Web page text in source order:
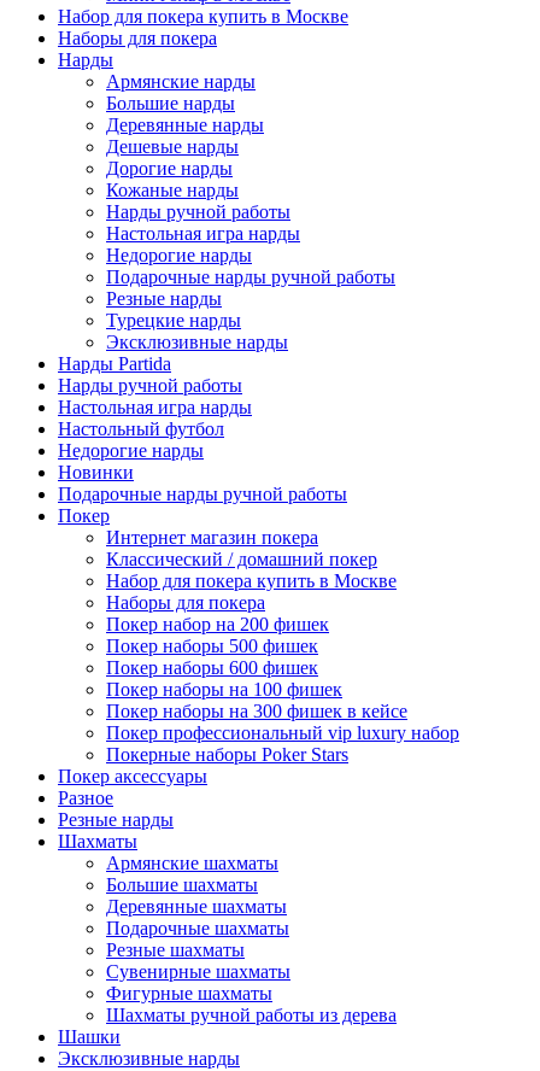
Набор для покера купить в Москве
Наборы для покера
Нарды
Армянские нарды
Большие нарды
Деревянные нарды
Дешевые нарды
Дорогие нарды
Кожаные нарды
Нарды ручной работы
Настольная игра нарды
Недорогие нарды
Подарочные нарды ручной работы
Резные нарды
Турецкие нарды
Эксклюзивные нарды
Нарды Partida
Нарды ручной работы
Настольная игра нарды
Настольный футбол
Недорогие нарды
Новинки
Подарочные нарды ручной работы
Покер
Интернет магазин покера
Классический / домашний покер
Набор для покера купить в Москве
Наборы для покера
Покер набор на 200 фишек
Покер наборы 500 фишек
Покер наборы 600 фишек
Покер наборы на 100 фишек
Покер наборы на 300 фишек в кейсе
Покер профессиональный vip luxury набор
Покерные наборы Poker Stars
Покер аксессуары
Разное
Резные нарды
Шахматы
Армянские шахматы
Большие шахматы
Деревянные шахматы
Подарочные шахматы
Резные шахматы
Сувенирные шахматы
Фигурные шахматы
Шахматы ручной работы из дерева
Шашки
Эксклюзивные нарды